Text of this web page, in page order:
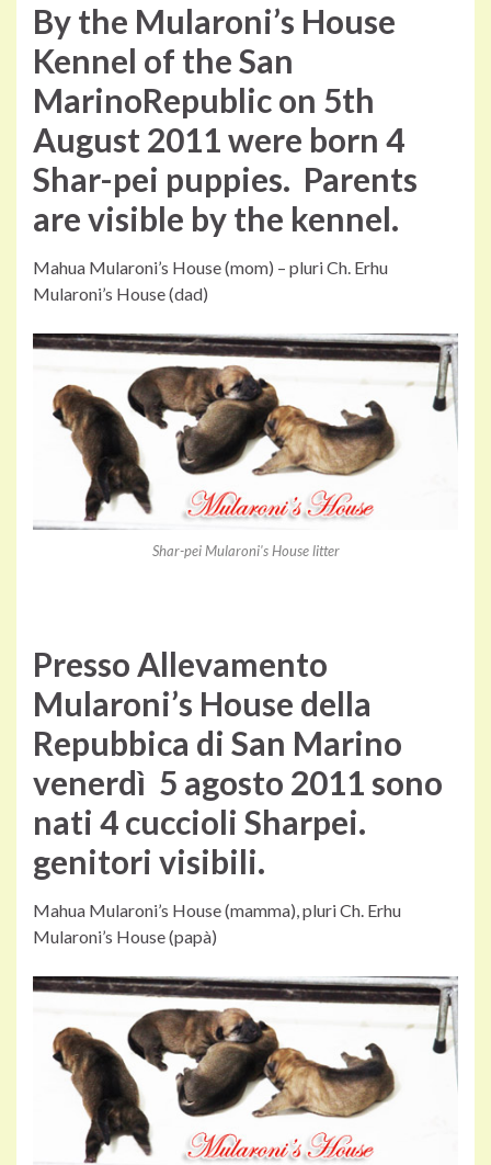
By the Mularoni’s House
Kennel of the San
MarinoRepublic on 5th
August 2011were born 4
Shar-pei puppies. Parents
are visible by the kennel.
Mahua Mularoni’s House (mom) – pluri Ch. Erhu
Mularoni’s House (dad)
Shar-pei Mularoni's House litter
Presso Allevamento
Mularoni’s House della
Repubbica di San Marino
venerdì 5 agosto 2011sono
nati 4 cuccioli Sharpei.
genitori visibili.
Mahua Mularoni’s House (mamma), pluri Ch. Erhu
Mularoni’s House (papà)